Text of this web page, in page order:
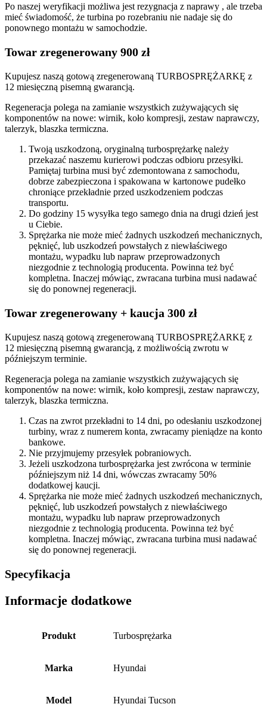
Po naszej weryfikacji możliwa jest rezygnacja z naprawy , ale trzeba
mieć świadomość, że turbina po rozebraniu nie nadaje się do
ponownego montażu w samochodzie.
Towar zregenerowany 900 zł
Kupujesz naszą gotową zregenerowaną TURBOSPRĘŻARKĘ z
12 miesięczną pisemną gwarancją.
Regeneracja polega na zamianie wszystkich zużywających się
komponentów na nowe: wirnik, koło kompresji, zestaw naprawczy,
talerzyk, blaszka termiczna.
Twoją uszkodzoną, oryginalną turbosprężarkę należy
przekazać naszemu kurierowi podczas odbioru przesyłki.
Pamiętaj turbina musi być zdemontowana z samochodu,
dobrze zabezpieczona i spakowana w kartonowe pudełko
chroniące przekładnie przed uszkodzeniem podczas
transportu.
Do godziny 15 wysyłka tego samego dnia na drugi dzień jest
u Ciebie.
Sprężarka nie może mieć żadnych uszkodzeń mechanicznych,
pęknięć, lub uszkodzeń powstałych z niewłaściwego
montażu, wypadku lub napraw przeprowadzonych
niezgodnie z technologią producenta. Powinna też być
kompletna. Inaczej mówiąc, zwracana turbina musi nadawać
się do ponownej regeneracji.
Towar zregenerowany + kaucja 300 zł
Kupujesz naszą gotową zregenerowaną TURBOSPRĘŻARKĘ z
12 miesięczną pisemną gwarancją, z możliwością zwrotu w
późniejszym terminie.
Regeneracja polega na zamianie wszystkich zużywających się
komponentów na nowe: wirnik, koło kompresji, zestaw naprawczy,
talerzyk, blaszka termiczna.
Czas na zwrot przekładni to 14 dni, po odesłaniu uszkodzonej
turbiny, wraz z numerem konta, zwracamy pieniądze na konto
bankowe.
Nie przyjmujemy przesyłek pobraniowych.
Jeżeli uszkodzona turbosprężarka jest zwrócona w terminie
późniejszym niż 14 dni, wówczas zwracamy 50%
dodatkowej kaucji.
Sprężarka nie może mieć żadnych uszkodzeń mechanicznych,
pęknięć, lub uszkodzeń powstałych z niewłaściwego
montażu, wypadku lub napraw przeprowadzonych
niezgodnie z technologią producenta. Powinna też być
kompletna. Inaczej mówiąc, zwracana turbina musi nadawać
się do ponownej regeneracji.
Specyfikacja
Informacje dodatkowe
Produkt Turbosprężarka
Marka Hyundai
Model Hyundai Tucson